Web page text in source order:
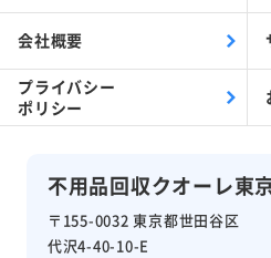
不用品回収クオーレ東
〒155-0032 東京都世田谷区
代沢4-40-10-E
会社概要
プライバシー
ポリシー